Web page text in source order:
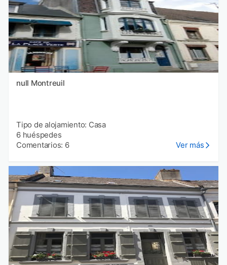
null Montreuil
Tipo de alojamiento: Casa
6 huéspedes
Comentarios: 6
Ver más